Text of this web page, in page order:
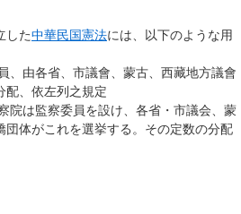
した中華民国憲法には、以下のような用
、由各省、市議會、蒙古、西藏地方議會
配、依左列之規定
院は監察委員を設け、各省・市議会、蒙
団体がこれを選挙する。その定数の分配